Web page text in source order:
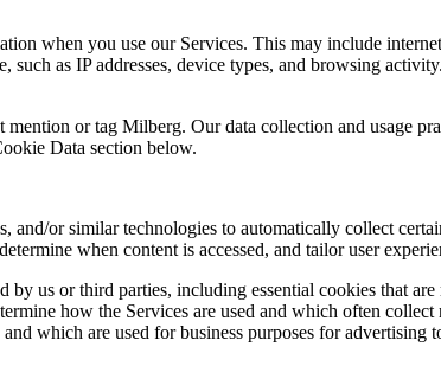
when you use our Services. This may include
as IP addresses, device types, and browsing
or tag Milberg. Our data collection and usage
Data section below.
or similar technologies to automatically collect
when content is accessed, and tailor user
us or third parties, including essential cookies that
how the Services are used and which often
which are used for business purposes for